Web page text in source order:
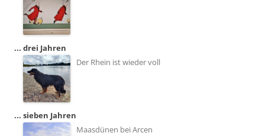
... drei Jahren
Der Rhein ist wieder voll
... sieben Jahren
Maasdünen bei Arcen